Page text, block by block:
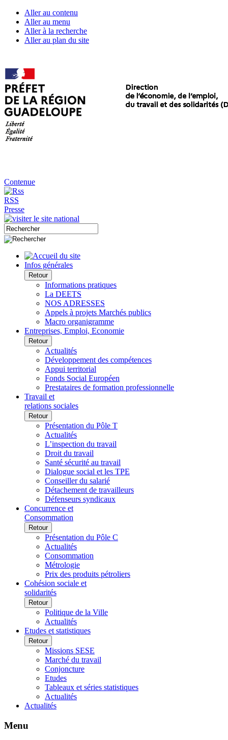
Aller au contenu
Aller au menu
Aller à la recherche
Aller au plan du site
Contenue
RSS
Presse
Infos générales
Retour
Informations pratiques
La DEETS
NOS ADRESSES
Appels à projets Marchés publics
Macro organigramme
Entreprises, Emploi, Economie
Retour
Actualités
Développement des compétences
Appui territorial
Fonds Social Européen
Prestataires de formation professionnelle
Travail et
relations sociales
Retour
Présentation du Pôle T
Actualités
L’inspection du travail
Droit du travail
Santé sécurité au travail
Dialogue social et les TPE
Conseiller du salarié
Détachement de travailleurs
Défenseurs syndicaux
Concurrence et
Consommation
Retour
Présentation du Pôle C
Actualités
Consommation
Métrologie
Prix des produits pétroliers
Cohésion sociale et
solidarités
Retour
Politique de la Ville
Actualités
Etudes et statistiques
Retour
Missions SESE
Marché du travail
Conjoncture
Etudes
Tableaux et séries statistiques
Actualités
Actualités
Menu